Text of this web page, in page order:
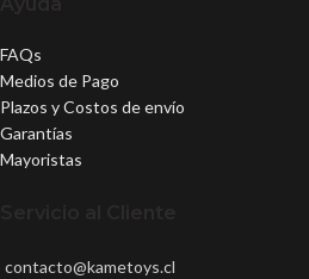
FAQs
Medios de Pago
Plazos y Costos de envío
Garantías
Mayoristas
contacto@kametoys.cl